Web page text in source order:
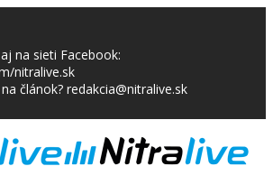
na sieti Facebook:
nitralive.sk
článok? redakcia@nitralive.sk